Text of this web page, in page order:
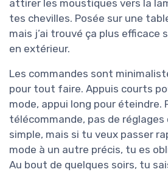
attirer les moustiques vers la
tes chevilles. Posée sur une
mais j’ai trouvé ça plus efficace
en extérieur.
Les commandes sont
pour tout faire. Appuis courts
mode, appui long pour éteindre.
télécommande, pas de réglages
simple, mais si tu veux passer
mode à un autre précis, tu es
Au bout de quelques soirs, tu